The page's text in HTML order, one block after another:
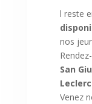
l reste
nos
San
Venez